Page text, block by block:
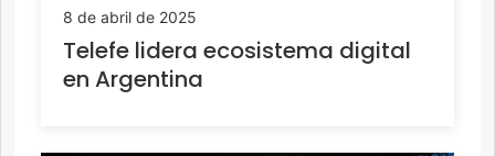
8 de abril de 2025
Telefe lidera ecosistema digital
en Argentina